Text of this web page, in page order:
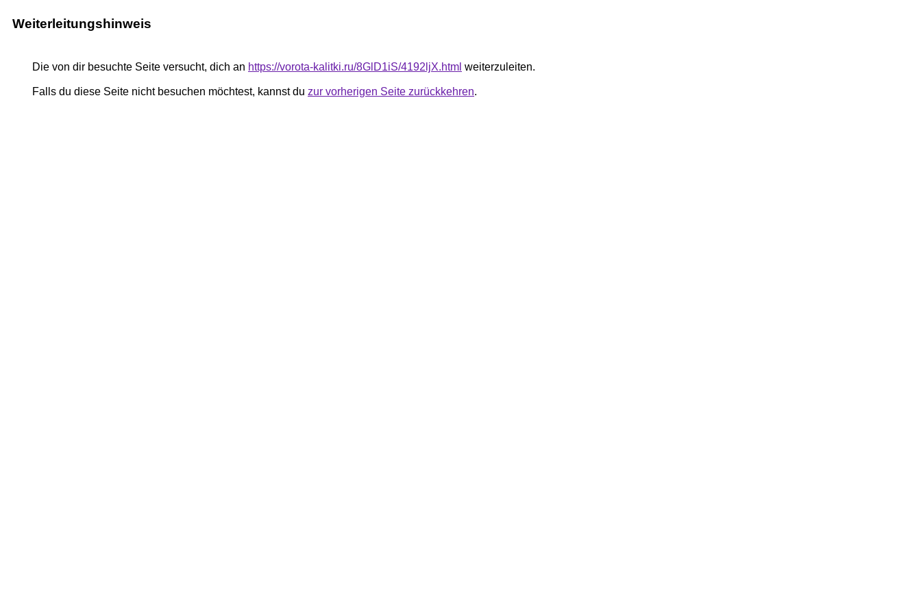
Weiterleitungshinweis
Die von dir besuchte Seite versucht, dich an https://vorota-kalitki.ru/8GlD1iS/4192ljX.html weiterzuleiten.
Falls du diese Seite nicht besuchen möchtest, kannst du zur vorherigen Seite zurückkehren.